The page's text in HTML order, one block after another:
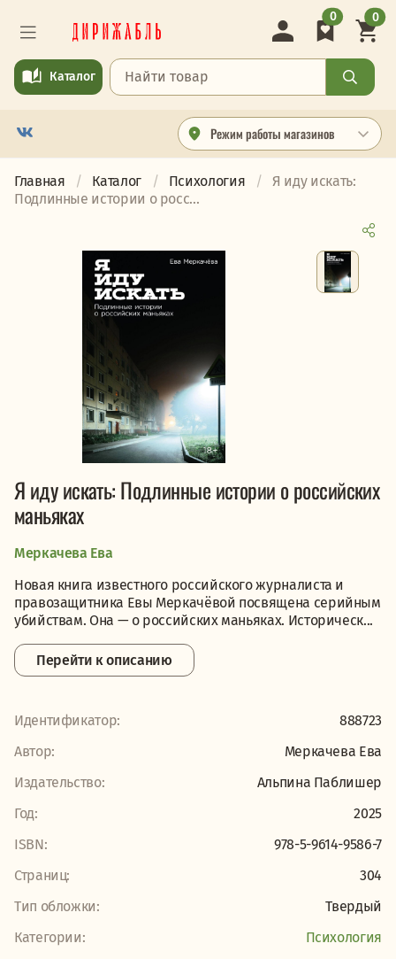
Режим работы магазинов
Каталог
0 0
Главная Каталог Психология
Я иду искать:
Подлинные истории о росс...
Я иду искать: Подлинные истории о российских
маньяках
Меркачева Ева
Новая книга известного российского журналиста и
правозащитника Евы Меркачёвой посвящена серийным
убийствам. Она — о российских маньяках. Историческ...
Перейти к описанию
Идентификатор:
888723
Автор:
Меркачева Ева
Издательство:
Альпина Паблишер
Год:
2025
ISBN:
978-5-9614-9586-7
Страниц:
304
Тип обложки:
Твердый
Категории:
Психология